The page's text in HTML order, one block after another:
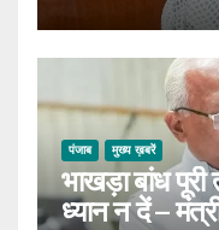
पंजाब मुख्य ख़बरें
भाखड़ा बांध पूरी
ध्यान न दें – मंत्री